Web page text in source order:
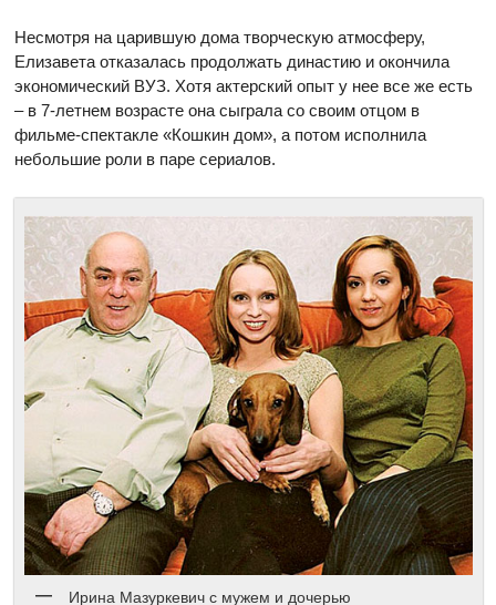
Несмотря на царившую дома творческую атмосферу,
Елизавета отказалась продолжать династию и окончила
экономический ВУЗ. Хотя актерский опыт у нее все же есть
– в 7-летнем возрасте она сыграла со своим отцом в
фильме-спектакле «Кошкин дом», а потом исполнила
небольшие роли в паре сериалов.
Ирина Мазуркевич с мужем и дочерью